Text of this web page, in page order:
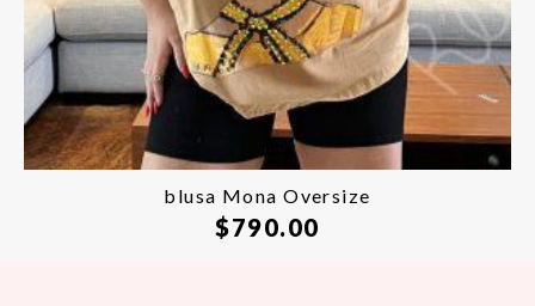
blusa Mona Oversize
$790.00